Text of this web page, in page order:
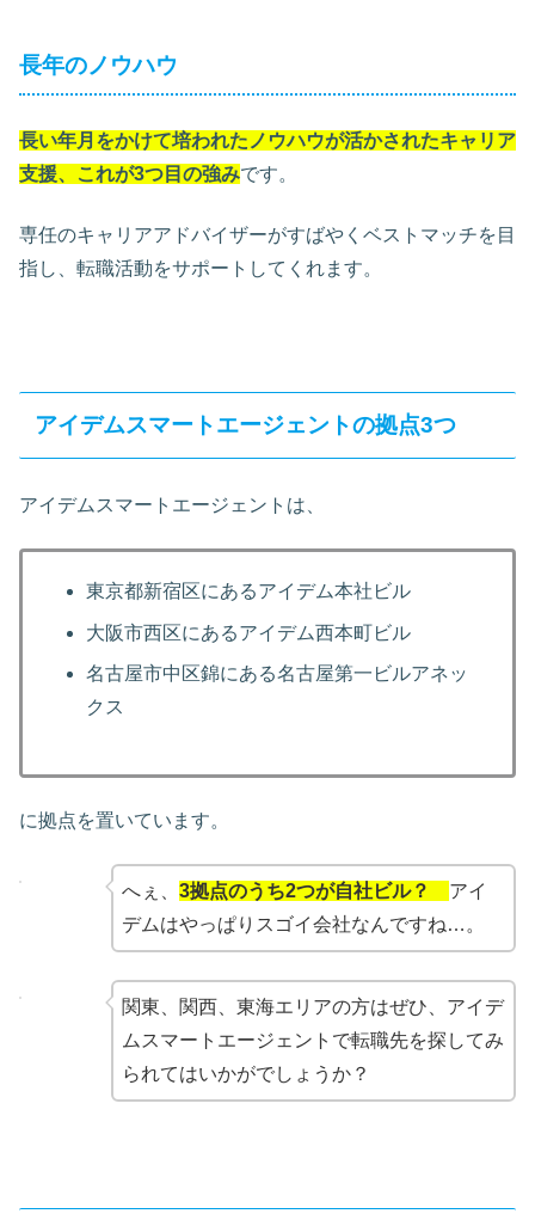
長年のノウハウ
長い年月をかけて培われたノウハウが活かされたキャリア
支援、これが3つ目の強みです。
専任のキャリアアドバイザーがすばやくベストマッチを目
指し、転職活動をサポートしてくれます。
アイデムスマートエージェントの拠点3つ
アイデムスマートエージェントは、
東京都新宿区にあるアイデム本社ビル
大阪市西区にあるアイデム西本町ビル
名古屋市中区錦にある名古屋第一ビルアネッ
クス
に拠点を置いています。
へぇ、 3拠点のうち2つが自社ビル？ アイ
デムはやっぱりスゴイ会社なんですね…。
関東、関西、東海エリアの方はぜひ、アイデ
ムスマートエージェントで転職先を探してみ
られてはいかがでしょうか？